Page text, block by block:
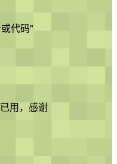
代码"
用，感谢